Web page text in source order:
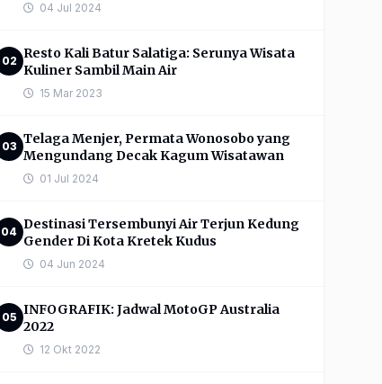
04 Jul 2024
02 Resto Kali Batur Salatiga: Serunya Wisata
Kuliner Sambil Main Air
15 Mar 2023
03 Telaga Menjer, Permata Wonosobo yang
Mengundang Decak Kagum Wisatawan
01 Jul 2024
04 Destinasi Tersembunyi Air Terjun Kedung
Gender Di Kota Kretek Kudus
04 Jun 2024
05 INFOGRAFIK: Jadwal MotoGP Australia
2022
12 Okt 2022